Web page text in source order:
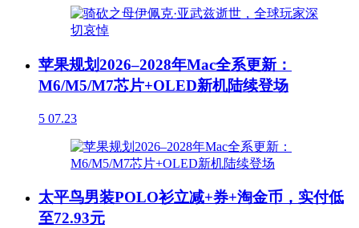
苹果规划2026–2028年Mac全系更新：
M6/M5/M7芯片+OLED新机陆续登场
5 07.23
太平鸟男装POLO衫立减+券+淘金币，实付低
至72.93元